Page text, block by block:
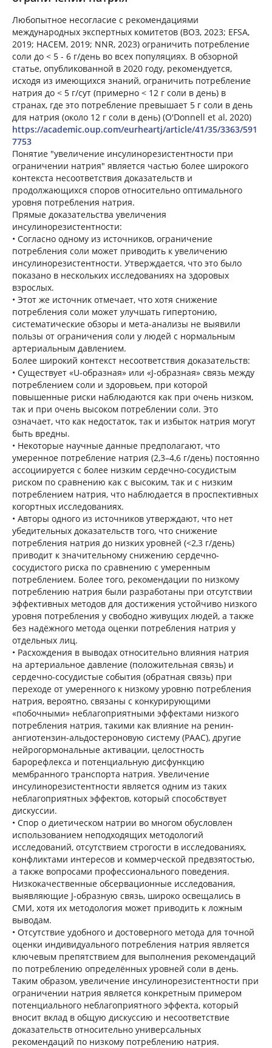
Любопытное несогласие с рекомендациями
международных экспертных комитетов (ВОЗ, 2023; EFSA,
2019; НАСЕМ, 2019; NNR, 2023) ограничить потребление
соли до < 5 - 6 г/день во всех популяциях. В обзорной
статье, опубликованной в 2020 году, рекомендуется,
исходя из имеющихся знаний, ограничить потребление
натрия до < 5 г/сут (примерно < 12 г соли в день) в
странах, где это потребление превышает 5 г соли в день
для натрия (около 12 г соли в день) (O'Donnell et al, 2020)
https://academic.oup.com/eurheartj/article/41/35/3363/591
7753
Понятие "увеличение инсулинорезистентности при
ограничении натрия" является частью более широкого
контекста несоответствия доказательств и
продолжающихся споров относительно оптимального
уровня потребления натрия.
Прямые доказательства увеличения
инсулинорезистентности:
• Согласно одному из источников, ограничение
потребления соли может приводить к увеличению
инсулинорезистентности. Утверждается, что это было
показано в нескольких исследованиях на здоровых
взрослых.
• Этот же источник отмечает, что хотя снижение
потребления соли может улучшать гипертонию,
систематические обзоры и мета-анализы не выявили
пользы от ограничения соли у людей с нормальным
артериальным давлением.
Более широкий контекст несоответствия доказательств:
• Существует «U-образная» или «J-образная» связь между
потреблением соли и здоровьем, при которой
повышенные риски наблюдаются как при очень низком,
так и при очень высоком потреблении соли. Это
означает, что как недостаток, так и избыток натрия могут
быть вредны.
• Некоторые научные данные предполагают, что
умеренное потребление натрия (2,3–4,6 г/день) постоянно
ассоциируется с более низким сердечно-сосудистым
риском по сравнению как с высоким, так и с низким
потреблением натрия, что наблюдается в проспективных
когортных исследованиях.
• Авторы одного из источников утверждают, что нет
убедительных доказательств того, что снижение
потребления натрия до низких уровней (<2,3 г/день)
приводит к значительному снижению сердечно-
сосудистого риска по сравнению с умеренным
потреблением. Более того, рекомендации по низкому
потреблению натрия были разработаны при отсутствии
эффективных методов для достижения устойчиво низкого
уровня потребления у свободно живущих людей, а также
без надёжного метода оценки потребления натрия у
отдельных лиц.
• Расхождения в выводах относительно влияния натрия
на артериальное давление (положительная связь) и
сердечно-сосудистые события (обратная связь) при
переходе от умеренного к низкому уровню потребления
натрия, вероятно, связаны с конкурирующими
«побочными» неблагоприятными эффектами низкого
потребления натрия, такими как влияние на ренин-
ангиотензин-альдостероновую систему (РААС), другие
нейрогормональные активации, целостность
барорефлекса и потенциальную дисфункцию
мембранного транспорта натрия. Увеличение
инсулинорезистентности является одним из таких
неблагоприятных эффектов, который способствует
дискуссии.
• Спор о диетическом натрии во многом обусловлен
использованием неподходящих методологий
исследований, отсутствием строгости в исследованиях,
конфликтами интересов и коммерческой предвзятостью,
а также вопросами профессионального поведения.
Низкокачественные обсервационные исследования,
выявляющие J-образную связь, широко освещались в
СМИ, хотя их методология может приводить к ложным
выводам.
• Отсутствие удобного и достоверного метода для точной
оценки индивидуального потребления натрия является
ключевым препятствием для выполнения рекомендаций
по потреблению определённых уровней соли в день.
Таким образом, увеличение инсулинорезистентности при
ограничении натрия является конкретным примером
потенциального неблагоприятного эффекта, который
вносит вклад в общую дискуссию и несоответствие
доказательств относительно универсальных
рекомендаций по низкому потреблению натрия.